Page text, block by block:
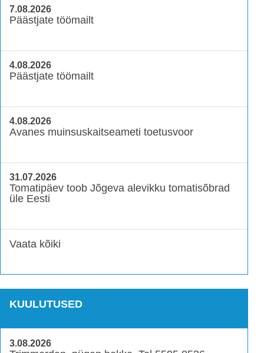
7.08.2026
Päästjate töömailt
4.08.2026
Päästjate töömailt
4.08.2026
Avanes muinsuskaitseameti toetusvoor
31.07.2026
Tomatipäev toob Jõgeva alevikku tomatisõbrad
üle Eesti
Vaata kõiki
KUULUTUSED
3.08.2026